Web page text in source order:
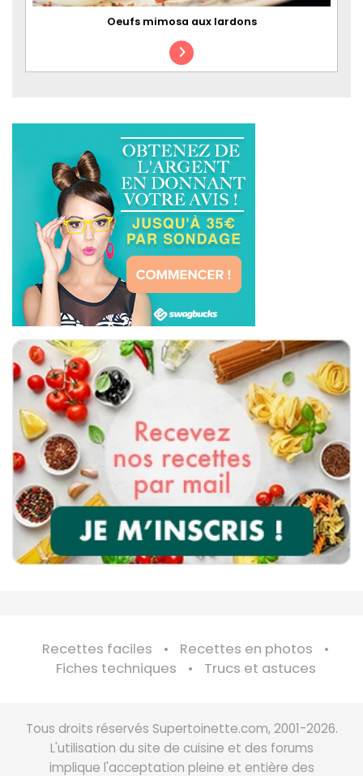
Oeufs mimosa aux lardons
Recettes faciles
Recettes en photos
Fiches techniques
Trucs et astuces
Tous droits réservés Supertoinette.com, 2001-2026.
L'utilisation du site de cuisine et des forums
implique l'acceptation pleine et entière des